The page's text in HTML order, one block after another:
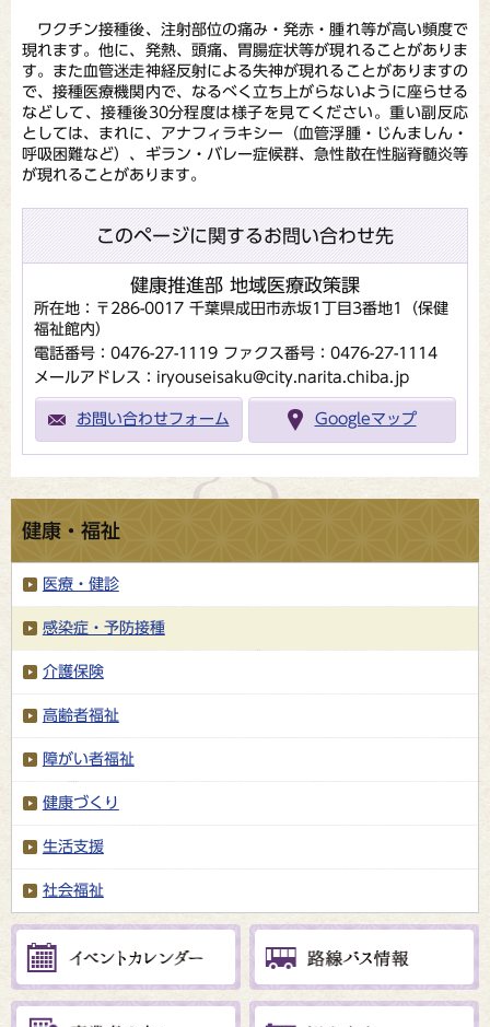
ワクチン接種後、注射部位の痛み・発赤・腫れ等が高い頻度で
現れます。他に、発熱、頭痛、胃腸症状等が現れることがありま
す。また血管迷走神経反射による失神が現れることがありますの
で、接種医療機関内で、なるべく立ち上がらないように座らせる
などして、接種後30分程度は様子を見てください。重い副反応
としては、まれに、アナフィラキシー（血管浮腫・じんましん・
呼吸困難など）、ギラン・バレー症候群、急性散在性脳脊髄炎等
が現れることがあります。
このページに関するお問い合わせ先
健康推進部 地域医療政策課
所在地：〒286-0017 千葉県成田市赤坂1丁目3番地1（保健
福祉館内）
電話番号：0476-27-1119 ファクス番号：0476-27-1114
メールアドレス：iryouseisaku@city.narita.chiba.jp
お問い合わせフォーム Googleマップ
健康・福祉
医療・健診
感染症・予防接種
介護保険
高齢者福祉
障がい者福祉
健康づくり
生活支援
社会福祉